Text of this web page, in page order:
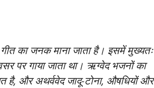
का जनक माना जाता है। इसमें मुख्यतः
पर गाया जाता था। ऋग्वेद भजनों का
है, और अथर्ववेद जादू-टोना, औषधियों और